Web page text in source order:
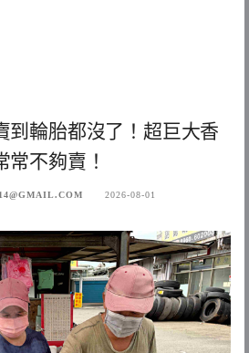
到輪胎都沒了！超巨大香
常不夠賣！
2026-08-01